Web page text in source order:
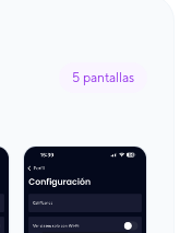
5 pantallas